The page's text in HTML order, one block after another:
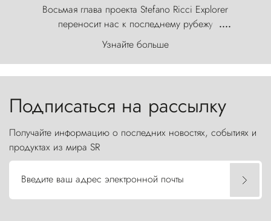
Восьмая глава проекта Stefano Ricci Explorer
переносит нас к последнему рубежу
первозданного мира, где ветер с
первобытной яростью ваяет ландшафт, а пики
Торрес-дель-Пайне, словно каменные стражи,
....
Узнайте больше
Подписаться на рассылку
Получайте информацию о последних новостях, событиях и
продуктах из мира SR
Введите ваш адрес электронной почты